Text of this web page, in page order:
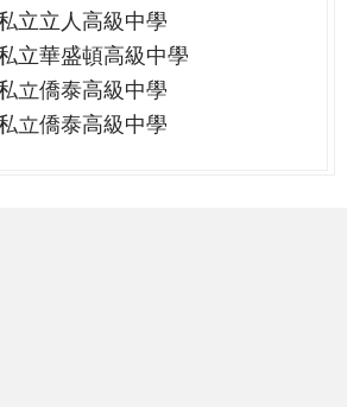
立立人高級中學
立華盛頓高級中學
立僑泰高級中學
立僑泰高級中學